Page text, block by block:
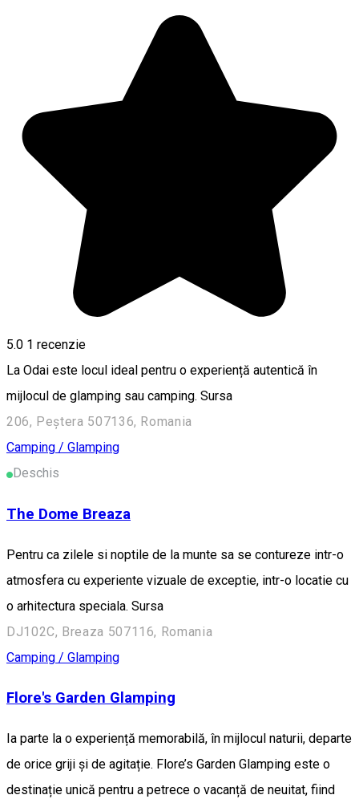
5.0 1 recenzie
La Odai este locul ideal pentru o experiență autentică în
mijlocul de glamping sau camping. Sursa
206, Peștera 507136, Romania
Camping / Glamping
Deschis
The Dome Breaza
Pentru ca zilele si noptile de la munte sa se contureze intr-o
atmosfera cu experiente vizuale de exceptie, intr-o locatie cu
o arhitectura speciala. Sursa
DJ102C, Breaza 507116, Romania
Camping / Glamping
Flore's Garden Glamping
Ia parte la o experiență memorabilă, în mijlocul naturii, departe
de orice griji și de agitație. Flore’s Garden Glamping este o
destinație unică pentru a petrece o vacanță de neuitat, fiind